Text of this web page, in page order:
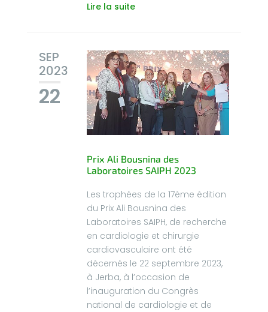
Lire la suite
SEP
2023
22
Prix Ali Bousnina des
Laboratoires SAIPH 2023
Les trophées de la 17ème édition
du Prix Ali Bousnina des
Laboratoires SAIPH, de recherche
en cardiologie et chirurgie
cardiovasculaire ont été
décernés le 22 septembre 2023,
à Jerba, à l’occasion de
l’inauguration du Congrès
national de cardiologie et de